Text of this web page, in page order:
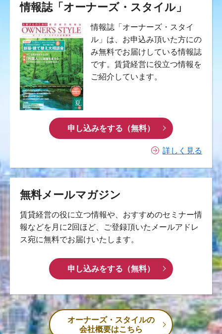
情報誌「オーナーズ・スタイル」
情報誌「オーナーズ・スタイ
ル」は、お申込み頂いた方にの
み無料でお届けしている情報誌
です。賃貸経営に役立つ情報を
ご紹介しています。
申し込みをする（無料）
詳しく見る
無料メールマガジン
賃貸経営の役に立つ情報や、おすすめのセミナー情
報などを月に2回ほど、ご登録頂いたメールアドレ
ス宛に無料でお届けいたします。
申し込みをする（無料）
オーナーズ・スタイルの
会社概要はこちら